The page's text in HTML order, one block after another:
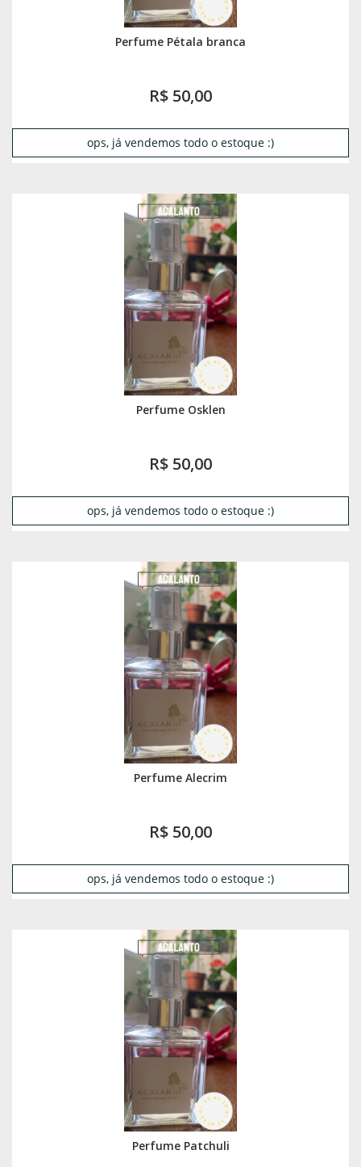
Perfume Pétala branca
R$ 50,00
ops, já vendemos todo o estoque :)
Perfume Osklen
R$ 50,00
ops, já vendemos todo o estoque :)
Perfume Alecrim
R$ 50,00
ops, já vendemos todo o estoque :)
Perfume Patchuli